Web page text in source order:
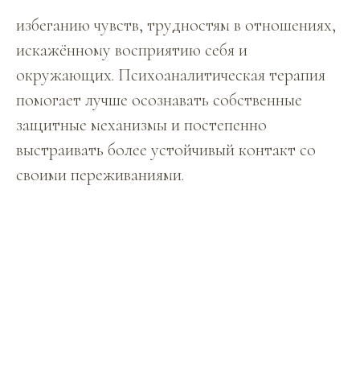
избеганию чувств, трудностям в отношениях,
искажённому восприятию себя и
окружающих. Психоаналитическая терапия
помогает лучше осознавать собственные
защитные механизмы и постепенно
выстраивать более устойчивый контакт со
своими переживаниями.